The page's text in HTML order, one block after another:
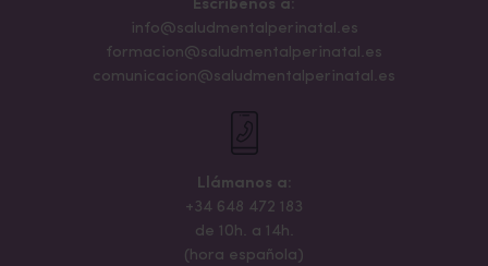
Escribenos a:
info@saludmentalperinatal.es
formacion@saludmentalperinatal.es
comunicacion@saludmentalperinatal.es
Llámanos a:
+34 648 472 183
de 10h. a 14h.
(hora española)